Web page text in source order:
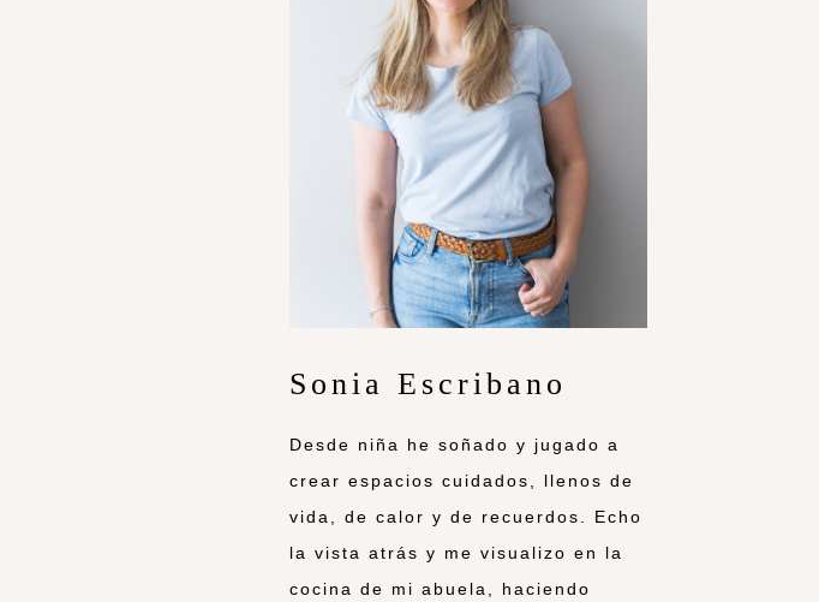
Sonia Escribano
Desde niña he soñado y jugado a
crear espacios cuidados, llenos de
vida, de calor y de recuerdos. Echo
la vista atrás y me visualizo en la
cocina de mi abuela, haciendo